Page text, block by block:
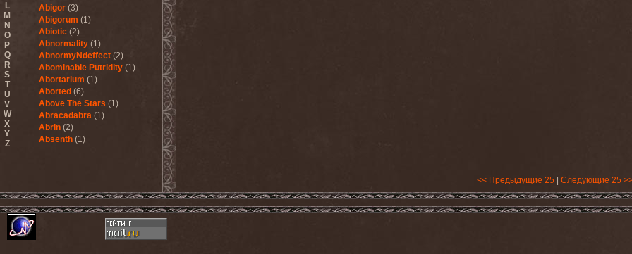
L
M
N
O
P
Q
R
S
T
U
V
W
X
Y
Z
Abigor (3)
Abigorum (1)
Abiotic (2)
Abnormality (1)
AbnormyNdeffect (2)
Abominable Putridity (1)
Abortarium (1)
Aborted (6)
Above The Stars (1)
Abracadabra (1)
Abrin (2)
Absenth (1)
Abysskvlt (2)
Abyssphere (1)
<< Предыдущие 25 Следующие 25